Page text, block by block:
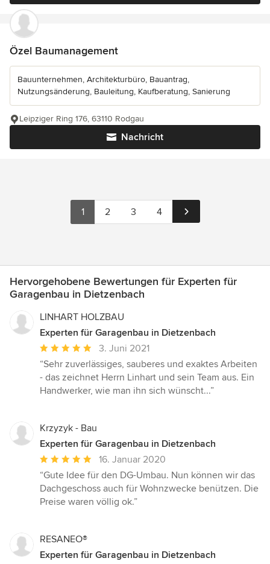
Özel Baumanagement
Bauunternehmen, Architekturbüro, Bauantrag,
Nutzungsänderung, Bauleitung, Kaufberatung, Sanierung
Nachricht
Leipziger Ring 176, 63110 Rodgau
1 2 3 4
Hervorgehobene Bewertungen für Experten für
Garagenbau in Dietzenbach
LINHART HOLZBAU
Experten für Garagenbau in Dietzenbach
Durchschnittliche
Bewertung:
von
3. Juni 2021
“Sehr zuverlässiges, sauberes und exaktes Arbeiten
- das zeichnet Herrn Linhart und sein Team aus. Ein
Handwerker, wie man ihn sich wünscht...”
Krzyzyk - Bau
Experten für Garagenbau in Dietzenbach
Durchschnittliche
Bewertung:
5
von
16. Januar 2020
“Gute Idee für den DG-Umbau. Nun können wir das
Dachgeschoss auch für Wohnzwecke benützen. Die
Preise waren völlig ok.”
RESANEO®
Experten für Garagenbau in Dietzenbach